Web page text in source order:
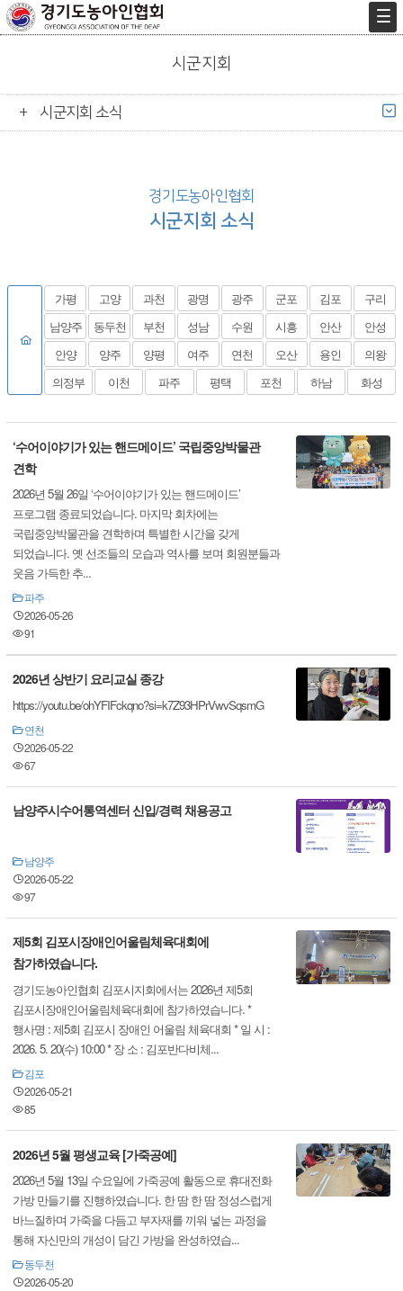
시군지회
시군지회 소식
경기도농아인협회
시군지회 소식
가평 고양 과천 광명 광주 군포 김포
구리
남양주
동두천 부천 성남 수원 시흥 안산
안성
안양
양주 양평 여주 연천 오산 용인
의왕
의정부
이천 파주 평택 포천 하남 화성
‘수어이야기가 있는 핸드메이드’ 국립중앙박물관
견학
2026년 5월 26일 ‘수어이야기가 있는 핸드메이드’
프로그램 종료되었습니다. 마지막 회차에는
국립중앙박물관을 견학하며 특별한 시간을 갖게
되었습니다. 옛 선조들의 모습과 역사를 보며 회원분들과
웃음 가득한 추...
파주
2026-05-26
91
2026년 상반기 요리교실 종강
https://youtu.be/ohYFIFckqno?si=k7Z93HPrVwvSqsmG
연천
2026-05-22
67
남양주시수어통역센터 신입/경력 채용공고
남양주
2026-05-22
97
제5회 김포시장애인어울림체육대회에
참가하였습니다.
경기도농아인협회 김포시지회에서는 2026년 제5회
김포시장애인어울림체육대회에 참가하였습니다. *
행사명 : 제5회 김포시 장애인 어울림 체육대회 * 일 시 :
2026. 5. 20(수) 10:00 * 장 소 : 김포반다비체...
김포
2026-05-21
85
2026년 5월 평생교육 [가죽공예]
2026년 5월 13일 수요일에 가죽공예 활동으로 휴대전화
가방 만들기를 진행하였습니다. 한 땀 한 땀 정성스럽게
바느질하며 가죽을 다듬고 부자재를 끼워 넣는 과정을
통해 자신만의 개성이 담긴 가방을 완성하였습...
동두천
2026-05-20